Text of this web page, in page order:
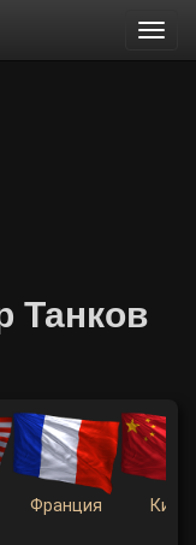
Танков
Франция